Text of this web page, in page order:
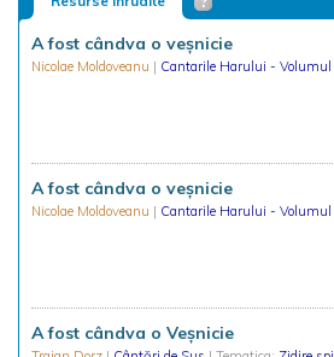
A fost cândva o veşnicie
Nicolae Moldoveanu | Cantarile Harului - Volumul
A fost cândva o veşnicie
Nicolae Moldoveanu | Cantarile Harului - Volumul
A fost cândva o Veșnicie